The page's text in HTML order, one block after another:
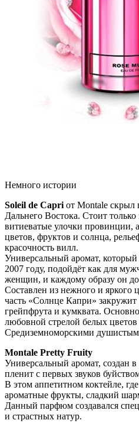
Немного истории
Soleil de Capri от Montale скрыл
Дальнего Востока. Стоит
витиеватые улочки провинции,
цветов, фруктов и солнца,
красочность вилл.
Универсальный аромат,
2007 году, подойдёт как для
женщин, и каждому образу он
Составлен из нежного и яркого
часть «Солнце Капри» закружит
грейпфрута и кумквата.
любовной стрелой белых цветов
Средиземноморскими
Montale Pretty Fruity
Универсальный аромат, создан
пленит с первых звуков
В этом аппетитном коктейле,
ароматные фрукты, сладкий
Данный парфюм создавался
и страстных натур.